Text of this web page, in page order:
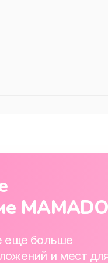
еще больше
и мест